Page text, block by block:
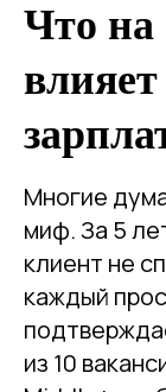
Что на
Многие
миф. За 5
клиент не
каждый
из 10